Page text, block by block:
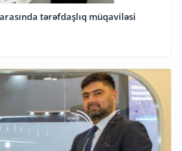
tərəfdaşlıq müqaviləsi